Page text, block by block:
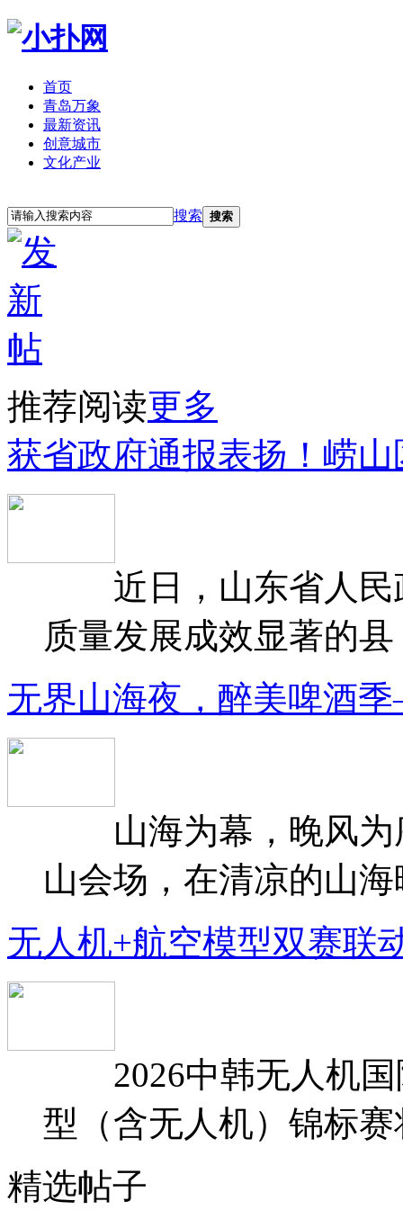
首页
青岛万象
最新资讯
创意城市
文化产业
搜索 搜索
推荐阅读更多
获省政府通报表扬！崂
近日，山东省人民
质量发展成效显著的
无界山海夜，醉美啤酒
山海为幕，晚风为
山会场，在清凉的山
无人机+航空模型双赛联
2026中韩无人机国
型（含无人机）锦标
精选帖子